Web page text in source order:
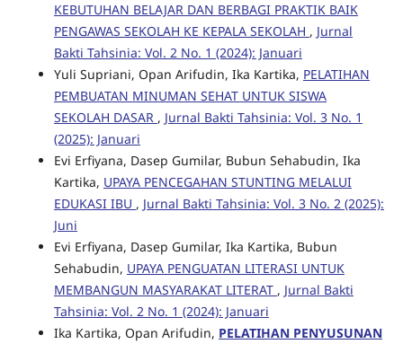
KEBUTUHAN BELAJAR DAN BERBAGI PRAKTIK BAIK
PENGAWAS SEKOLAH KE KEPALA SEKOLAH , Jurnal
Bakti Tahsinia: Vol. 2 No. 1 (2024): Januari
Yuli Supriani, Opan Arifudin, Ika Kartika, PELATIHAN
PEMBUATAN MINUMAN SEHAT UNTUK SISWA
SEKOLAH DASAR , Jurnal Bakti Tahsinia: Vol. 3 No. 1
(2025): Januari
Evi Erfiyana, Dasep Gumilar, Bubun Sehabudin, Ika
Kartika, UPAYA PENCEGAHAN STUNTING MELALUI
EDUKASI IBU , Jurnal Bakti Tahsinia: Vol. 3 No. 2 (2025):
Juni
Evi Erfiyana, Dasep Gumilar, Ika Kartika, Bubun
Sehabudin, UPAYA PENGUATAN LITERASI UNTUK
MEMBANGUN MASYARAKAT LITERAT , Jurnal Bakti
Tahsinia: Vol. 2 No. 1 (2024): Januari
Ika Kartika, Opan Arifudin, PELATIHAN PENYUSUNAN